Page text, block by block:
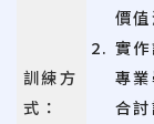
訓練方
式：
價
實
專
合